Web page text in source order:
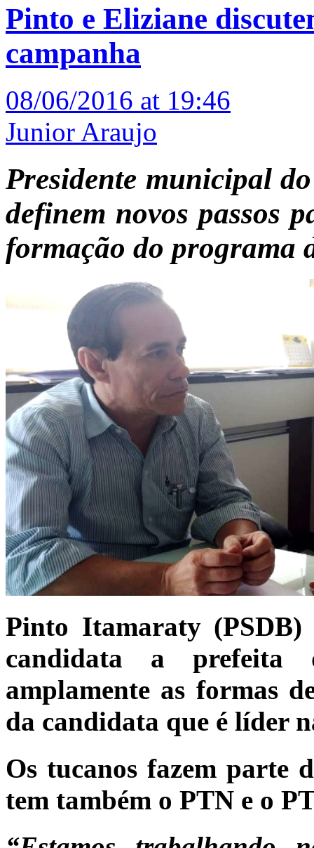
Pinto e Eliziane
campanha
08/06/2016 at 19:46
Junior Araujo
Presidente municipal
definem novos passos
formação do programa
Pinto Itamaraty
candidata a
amplamente as formas
da candidata que é líder
Os tucanos fazem parte
tem também o PTN e o